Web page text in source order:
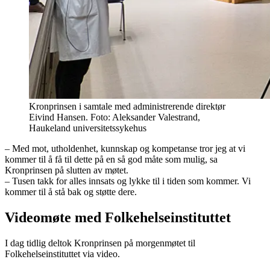
Kronprinsen i samtale med administrerende direktør
Eivind Hansen. Foto: Aleksander Valestrand,
Haukeland universitetssykehus
– Med mot, utholdenhet, kunnskap og kompetanse tror jeg at vi
kommer til å få til dette på en så god måte som mulig, sa
Kronprinsen på slutten av møtet.
– Tusen takk for alles innsats og lykke til i tiden som kommer. Vi
kommer til å stå bak og støtte dere.
Videomøte med Folkehelseinstituttet
I dag tidlig deltok Kronprinsen på morgenmøtet til
Folkehelseinstituttet via video.